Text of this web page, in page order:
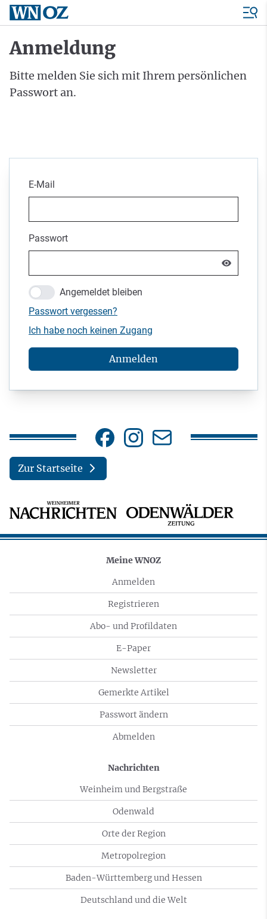
Anmeldung
Bitte melden Sie sich mit Ihrem persönlichen
Passwort an.
E-Mail
Passwort
Angemeldet bleiben
Passwort vergessen?
Ich habe noch keinen Zugang
Anmelden
Zur Startseite
Meine WNOZ
Anmelden
Registrieren
Abo- und Profildaten
E-Paper
Newsletter
Gemerkte Artikel
Passwort ändern
Abmelden
Nachrichten
Weinheim und Bergstraße
Odenwald
Orte der Region
Metropolregion
Baden-Württemberg und Hessen
Deutschland und die Welt